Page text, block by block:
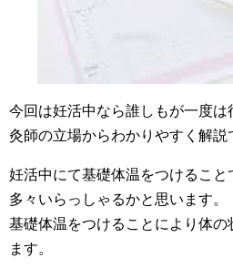
今回は妊活中なら誰しもが一度
灸師の立場からわかりやすく解説
妊活中にて基礎体温をつけること
多々いらっしゃるかと思います。
基礎体温をつけることにより体の
ます。